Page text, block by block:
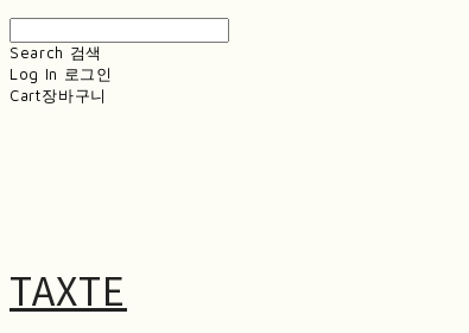
Search 검색
Log In 로그인
Cart장바구니
TAXTE